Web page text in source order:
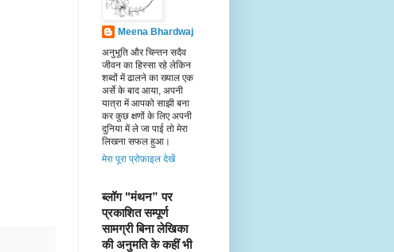
Meena Bhardwaj
अनुभूति और चिन्तन सदैव
जीवन का हिस्सा रहे लेकिन
शब्दों में ढालने का ख्याल एक
अर्से के बाद आया, अपनी
यात्रा में आपको साझी बना
कर कुछ क्षणों के लिए अपनी
दुनिया में ले जा पाई तो मेरा
लिखना सफल हुआ।
मेरा पूरा प्रोफ़ाइल देखें
ब्लॉग "मंथन” पर
प्रकाशित सम्पूर्ण
सामग्री बिना लेखिका
की अनुमति के कहीं भी